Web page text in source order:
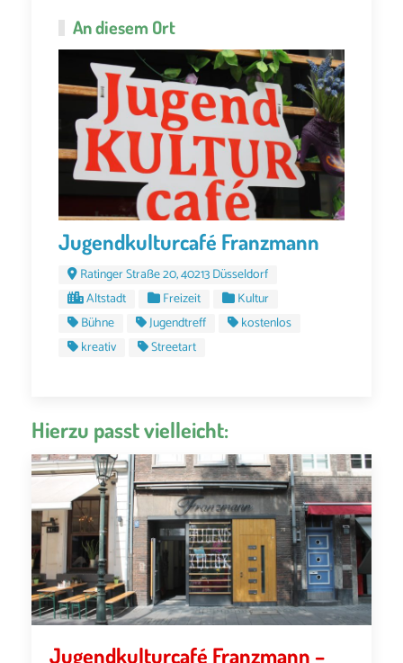
An diesem Ort
Jugendkulturcafé Franzmann
Ratinger Straße 20, 40213 Düsseldorf
Altstadt
Freizeit
Kultur
Bühne
Jugendtreff
kostenlos
kreativ
Streetart
Hierzu passt vielleicht:
Jugendkulturcafé Franzmann –